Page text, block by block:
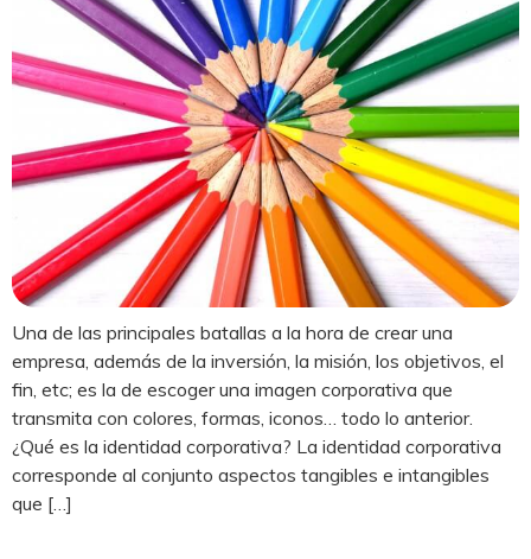
Una de las principales batallas a la hora de crear una
empresa, además de la inversión, la misión, los objetivos, el
fin, etc; es la de escoger una imagen corporativa que
transmita con colores, formas, iconos… todo lo anterior.
¿Qué es la identidad corporativa? La identidad corporativa
corresponde al conjunto aspectos tangibles e intangibles
que […]